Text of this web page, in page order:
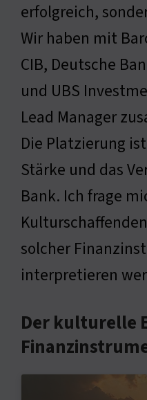
erfolgreich,
Wir haben mit
CIB, Deutsche
und UBS
Lead Manager
Die Platzierung
Stärke und das
Bank. Ich frage
solcher
interpretieren
Der kulturelle